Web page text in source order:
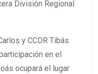
División Regional
y CCDR Tibás
en el
ocupará el lugar